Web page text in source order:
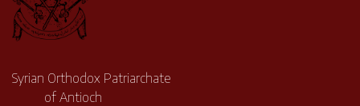
Syrian Orthodox Patriarchate
of Antioch